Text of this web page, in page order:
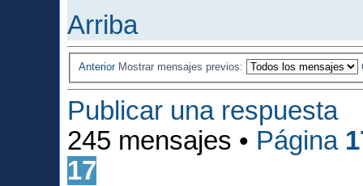
Arriba
Anterior Mostrar mensajes previos:
Publicar una respuesta
245 mensajes • Página
17